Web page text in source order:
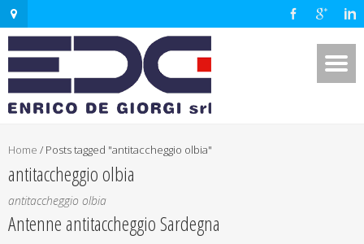
Home / Posts tagged "antitaccheggio olbia"
antitaccheggio olbia
antitaccheggio olbia
Antenne antitaccheggio Sardegna